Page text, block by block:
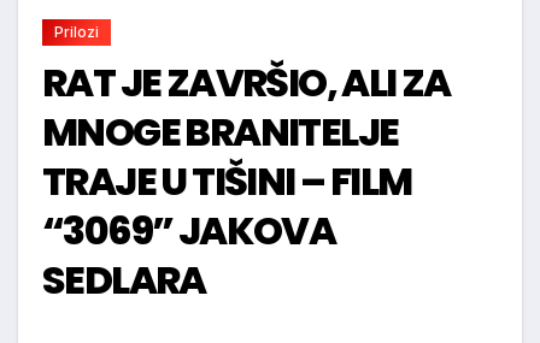
Prilozi
RAT JE ZAVRŠIO, ALI ZA
MNOGE BRANITELJE
TRAJE U TIŠINI – FILM
“3069” JAKOVA
SEDLARA